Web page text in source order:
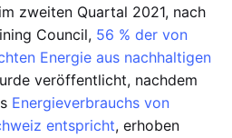
zweiten Quartal 2021, nach
Council, 56 % der von
Energie aus nachhaltigen
veröffentlicht, nachdem
Energieverbrauchs von
entspricht, erhoben